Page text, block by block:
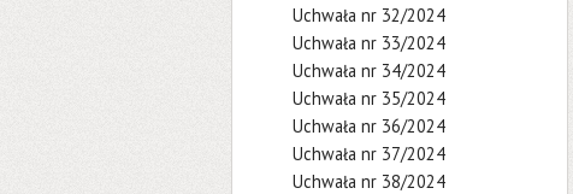
Uchwała nr 32/2024
Uchwała nr 33/2024
Uchwała nr 34/2024
Uchwała nr 35/2024
Uchwała nr 36/2024
Uchwała nr 37/2024
Uchwała nr 38/2024